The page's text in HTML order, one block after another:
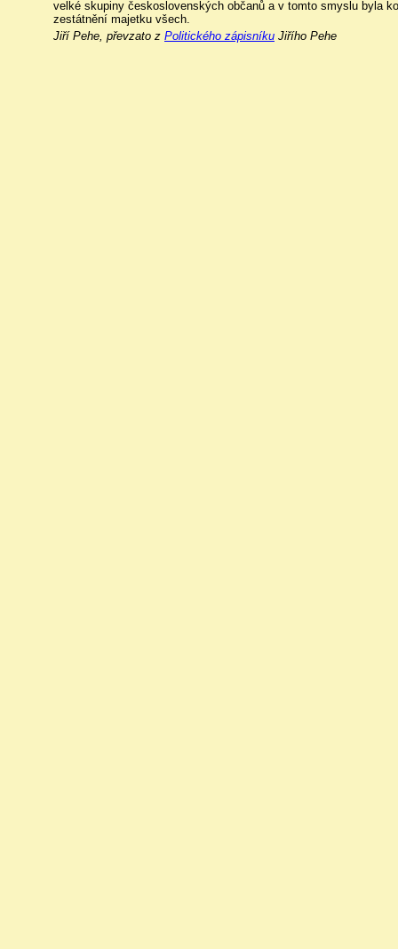
velké skupiny československých občanů a v tomto smyslu byla
zestátnění majetku všech.
Jiří Pehe, převzato z Politického zápisníku Jiřího Pehe